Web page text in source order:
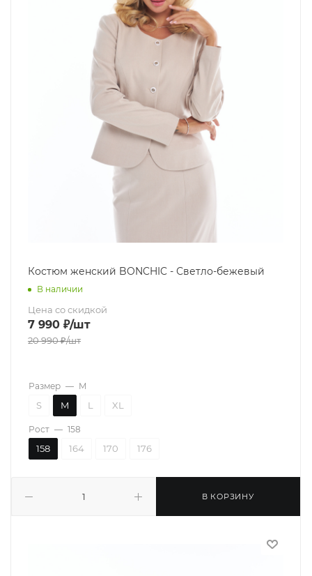
Костюм женский BONCHIC - Светло-бежевый
В наличии
Цена со скидкой
7 990 ₽/шт
20 990₽/шт
В КОРЗИНУ
Размер — M
S M L XL
Рост — 158
158 164 170 176